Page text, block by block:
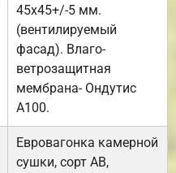
45х45+/-5 мм.
(вентилируемый
фасад). Влаго-
ветрозащитная
мембрана- Ондутис
А100.
Евровагонка камерной
сушки, сорт АВ,